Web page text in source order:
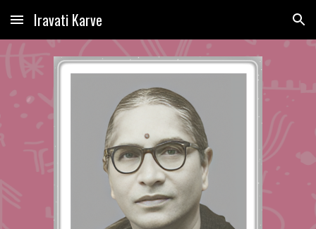
Skip to main content Skip to navigation
Iravati Karve